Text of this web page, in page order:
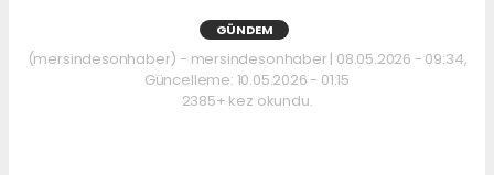
GÜNDEM
(mersindesonhaber) - mersindesonhaber | 08.05.2026 - 09:34,
Güncelleme: 10.05.2026 - 01:15
2385+ kez okundu.